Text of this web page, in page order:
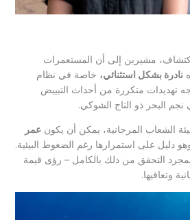
مشيرين إلى أن المستعمرات
بشكل استثنائي،خاصة في نظام
متكررة من أحداث التبييض
البحر ذو التاج الشوكي.
الشعاب المرجانية، يمكن أن يكونعمر
على استمرارها رغم الضغوط البيئية.
التحقق من ذلك بالكامل – رؤى قيمة